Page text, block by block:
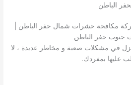
الباطن
مكافحة حشرات شمال حفر الباطن |
حفر الباطن
في مشكلات صعبة و مخاطر عديدة ، لا
عليها بمفردك.